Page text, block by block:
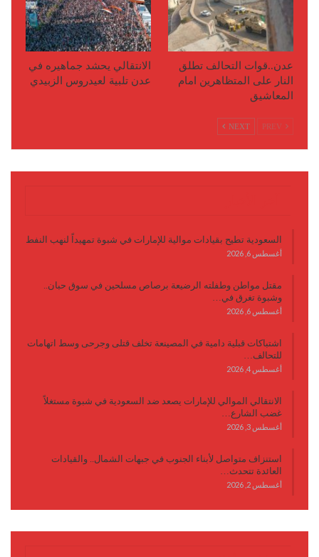
عدن..قوات التحالف تطلق
النار على المتظاهرين امام
المعاشيق
الانتقالي يحشد جماهيره في
عدن تلبية لعيدروس الزبيدي
NEXT
السعودية تطيح بقيادات موالية للإمارات في شبوة تمهيداً لنهب النفط
أغسطس 6, 2026
مقتل مواطن وطفلته الرضيعة برصاص مسلحين في سوق حبان..
وشبوة تغرق في…
أغسطس 6, 2026
اشتباكات قبلية دامية في المصينعة تخلف قتلى وجرحى وسط اتهامات
للتحالف…
أغسطس 4, 2026
الانتقالي الموالي للإمارات يصعد ضد السعودية في شبوة مستغلاً
غضب الشارع…
أغسطس 3, 2026
استنزاف متواصل لأبناء الجنوب في جبهات الشمال.. والقيادات
العائدة تتحدث…
أغسطس 2, 2026